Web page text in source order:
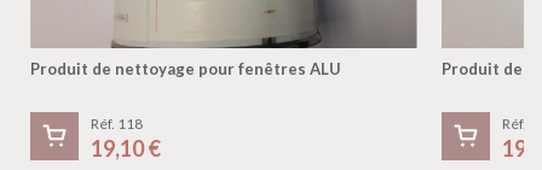
Produit de nettoyage pour fenêtres ALU
Réf. 118
19,10 €
Produit de
Réf.